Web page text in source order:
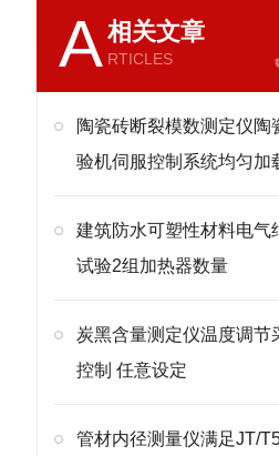
A相关文章
RTICLES
陶瓷砖断裂模数测定仪陶
验机伺服控制系统均匀加
建筑防水可塑性材料电气
试验2组加热器数量
炭黑含量测定仪温度调节
控制 任意设定
管材内径测量仪满足JT/